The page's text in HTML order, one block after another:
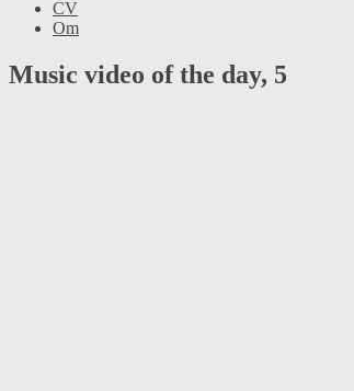
CV
Om
Music video of the day, 5